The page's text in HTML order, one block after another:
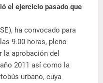
el ejercicio pasado que
ha convocado para
9.00 horas, pleno
la aprobación del
2011 así como la
urbano, cuya